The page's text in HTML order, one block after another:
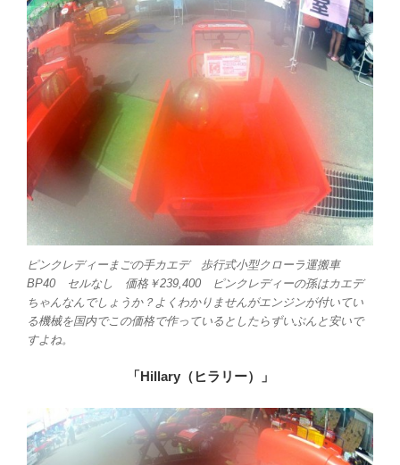
ピンクレディーまごの手カエデ 歩行式小型クローラ運搬車
BP40 セルなし 価格￥239,400 ピンクレディーの孫はカエデ
ちゃんなんでしょうか？よくわかりませんがエンジンが付いてい
る機械を国内でこの価格で作っているとしたらずいぶんと安いで
すよね。
「Hillary（ヒラリー）」